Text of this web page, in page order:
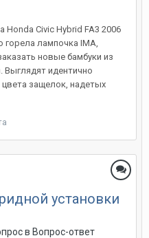
Civic Hybrid FA3 2006
горела лампочка IMA,
новые бамбуки из
Выглядят идентично
защелок, надетых
установки
в Вопрос-ответ